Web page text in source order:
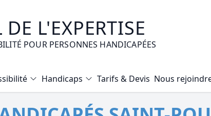
L'EXPERTISE
POUR PERSONNES HANDICAPÉES
Handicaps Tarifs & Devis Nous